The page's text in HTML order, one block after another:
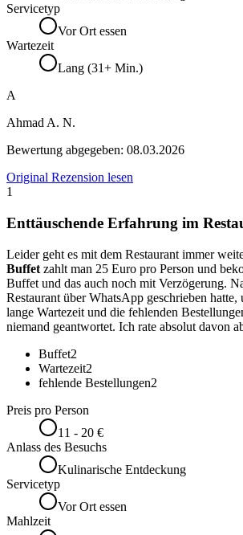
Servicetyp
Vor Ort essen
Wartezeit
Lang (31+ Min.)
A
Ahmad A. N.
Bewertung abgegeben: 08.03.2026
Original Rezension lesen
1
Enttäuschende Erfahrung im
Leider geht es mit dem Restaurant immer
Buffet zahlt man 25 Euro pro Person und
Buffet und das auch noch mit Verzögerung.
Restaurant über WhatsApp geschrieben
lange Wartezeit und die fehlenden
niemand geantwortet. Ich rate absolut davon
Buffet2
Wartezeit2
fehlende Bestellungen2
Preis pro Person
11 - 20 €
Anlass des Besuchs
Kulinarische Entdeckung
Servicetyp
Vor Ort essen
Mahlzeit